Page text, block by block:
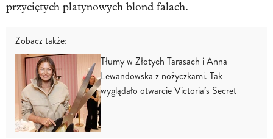
przyciętych platynowych blond falach.
Zobacz także:
Tłumy w Złotych Tarasach i Anna
Lewandowska z nożyczkami. Tak
wyglądało otwarcie Victoria’s Secret